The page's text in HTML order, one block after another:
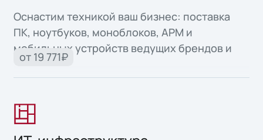
Оснастим техникой ваш бизнес: поставка
ПК, ноутбуков, моноблоков, АРМ и
мобильных устройств ведущих брендов и
собственного производства.
от 19 771₽